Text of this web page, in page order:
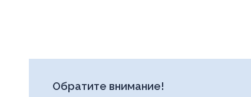
Обратите внимание!